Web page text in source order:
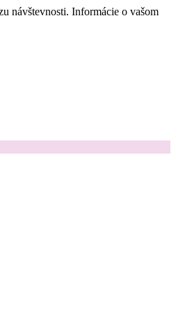
návštevnosti. Informácie o vašom